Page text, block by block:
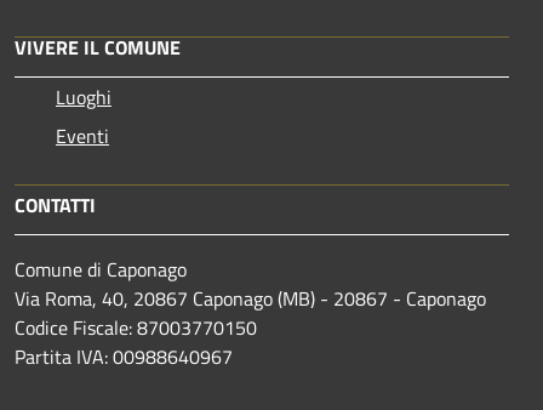
VIVERE IL COMUNE
Luoghi
Eventi
CONTATTI
Comune di Caponago
Via Roma, 40, 20867 Caponago (MB) - 20867 - Caponago
Codice Fiscale: 87003770150
Partita IVA: 00988640967